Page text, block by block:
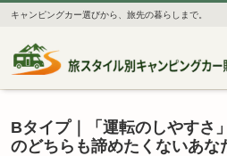
キャンピングカー選びから、旅先の暮らしまで。
Bタイプ｜「運転のしやすさ
のどちらも諦めたくないあな